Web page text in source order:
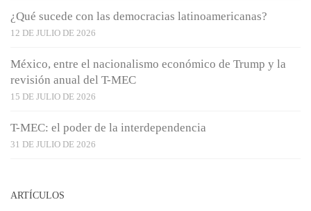
¿Qué sucede con las democracias latinoamericanas?
12 DE JULIO DE 2026
México, entre el nacionalismo económico de Trump y la
revisión anual del T-MEC
15 DE JULIO DE 2026
T-MEC: el poder de la interdependencia
31 DE JULIO DE 2026
ARTÍCULOS